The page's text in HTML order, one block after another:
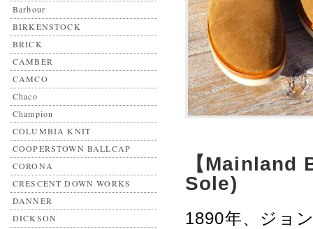
Barbour
BIRKENSTOCK
BRICK
CAMBER
CAMCO
Chaco
Champion
COLUMBIA KNIT
COOPERSTOWN BALLCAP
CORONA
CRESCENT DOWN WORKS
DANNER
DICKSON
【
Sole)
1890年、ジョ